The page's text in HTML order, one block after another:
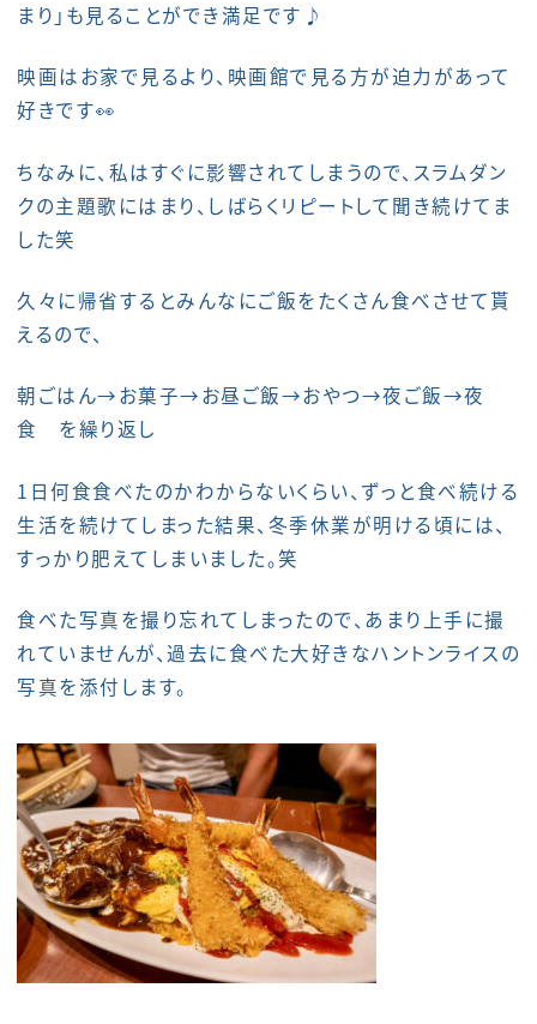
まり」も見ることができ満足です♪
映画はお家で見るより、映画館で見る方が迫力があって
好きです👀
ちなみに、私はすぐに影響されてしまうので、スラムダン
クの主題歌にはまり、しばらくリピートして聞き続けてま
した笑
久々に帰省するとみんなにご飯をたくさん食べさせて貰
えるので、
朝ごはん→お菓子→お昼ご飯→おやつ→夜ご飯→夜
食 を繰り返し
1日何食食べたのかわからないくらい、ずっと食べ続ける
生活を続けてしまった結果、冬季休業が明ける頃には、
すっかり肥えてしまいました。笑
食べた写真を撮り忘れてしまったので、あまり上手に撮
れていませんが、過去に食べた大好きなハントンライスの
写真を添付します。